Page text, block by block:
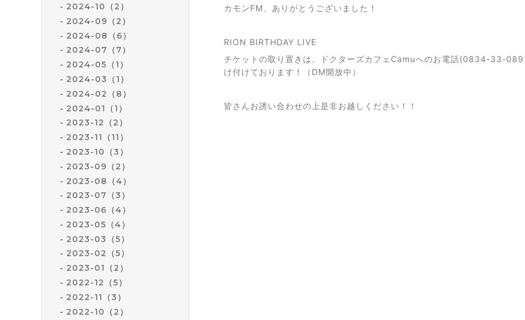
2024-10（2）
2024-09（2）
2024-08（6）
2024-07（7）
2024-05（1）
2024-03（1）
2024-02（8）
2024-01（1）
2023-12（2）
2023-11（11）
2023-10（3）
2023-09（2）
2023-08（4）
2023-07（3）
2023-06（4）
2023-05（4）
2023-03（5）
2023-02（5）
2023-01（2）
2022-12（5）
2022-11（3）
2022-10（2）
カモンFM、ありがとうございました！
RION BIRTHDAY LIVE
チケットの取り置きは、ドクターズカフェCamuへのお電話(0834-33-
け付けております！（DM開放中）
皆さんお誘い合わせの上是非お越しください！！